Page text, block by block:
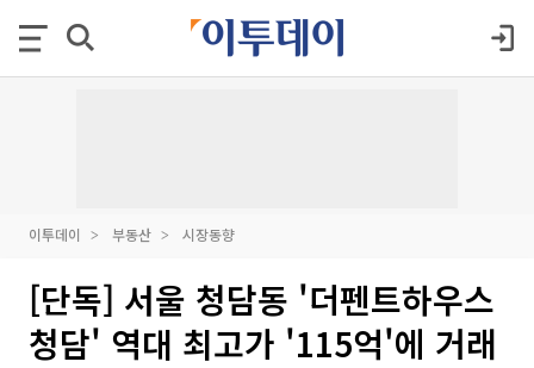
이투데이 부동산 시장동향
[단독] 서울 청담동 '더펜트하우스
청담' 역대 최고가 '115억'에 거래